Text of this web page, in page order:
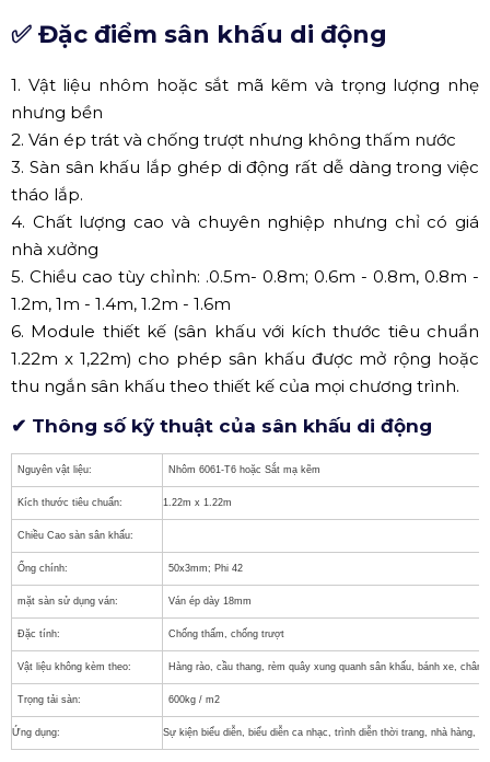
✅ Đặc điểm sân khấu di động
1. Vật liệu nhôm hoặc sắt mã kẽm và trọng lượng nhẹ
nhưng bền
2. Ván ép trát và chống trượt nhưng không thấm nước
3. Sàn sân khấu lắp ghép di động rất dễ dàng trong việc
tháo lắp.
4. Chất lượng cao và chuyên nghiệp nhưng chỉ có giá
nhà xưởng
5. Chiều cao tùy chỉnh: .0.5m- 0.8m; 0.6m - 0.8m, 0.8m -
1.2m, 1m - 1.4m, 1.2m - 1.6m
6. Module thiết kế (sân khấu với kích thước tiêu chuẩn
1.22m x 1,22m) cho phép sân khấu được mở rộng hoặc
thu ngắn sân khấu theo thiết kế của mọi chương trình.
✔ Thông số kỹ thuật của sân khấu di động
Nguyên vật liệu: Nhôm 6061-T6 hoặc Sắt mạ kẽm
Kích thước tiêu chuẩn: 1.22m x 1.22m
Chiều Cao sàn sân khấu:
Ống chính: 50x3mm; Phi 42
mặt sàn sử dụng ván: Ván ép dày 18mm
Đặc tính: Chống thấm, chống trượt
Vật liệu không kèm theo: Hàng rào, cầu thang, rèm quây xung quanh sân khấu, bánh xe, chân
Trọng tải sàn: 600kg / m2
Ứng dụng: Sự kiện biểu diễn, biểu diễn ca nhạc, trình diễn thời trang, nhà hàng,